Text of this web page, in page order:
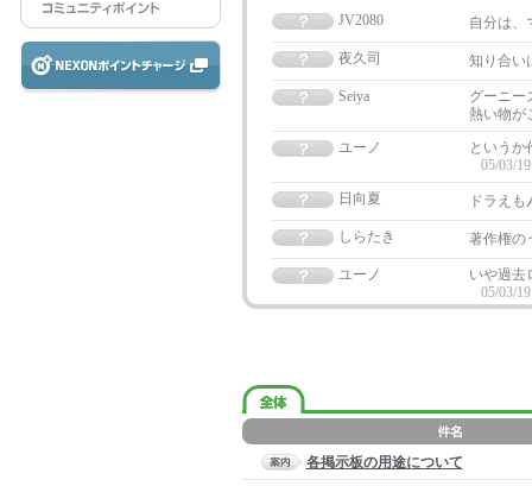
JV2080 自分は、
夜久司 知り合い
Seiya
グーニー
熱い物が
ユーノ
というか
05/03/
日向夏
ドラえ
しらたき 著作権の
ユーノ
いや過去
05/03/
各掲示板の用途について